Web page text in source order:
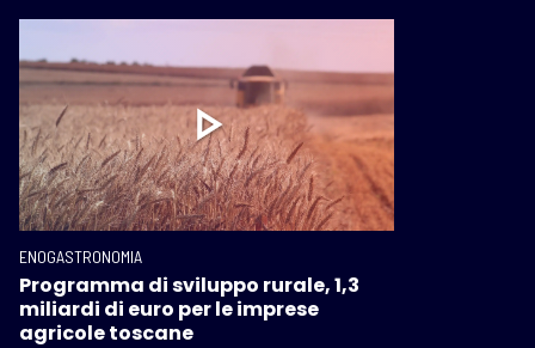
ENOGASTRONOMIA
Programma di sviluppo rurale, 1,3
miliardi di euro per le imprese
agricole toscane